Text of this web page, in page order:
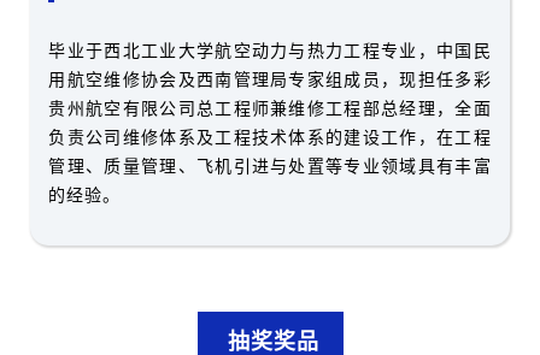
毕业于西北工业大学航空动力与热力工程专业，中国民
用航空维修协会及西南管理局专家组成员，现担任多彩
贵州航空有限公司总工程师兼维修工程部总经理，全面
负责公司维修体系及工程技术体系的建设工作，在工程
管理、质量管理、飞机引进与处置等专业领域具有丰富
的经验。
抽奖奖品